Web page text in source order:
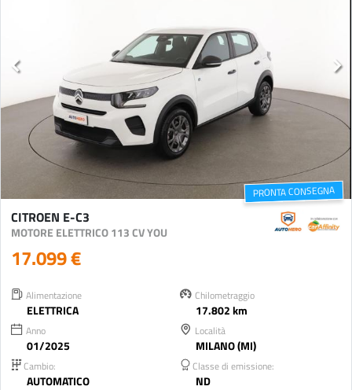
PRONTA CONSEGNA
CITROEN E-C3
MOTORE ELETTRICO 113 CV YOU
17.099 €
Alimentazione
ELETTRICA
Chilometraggio
17.802 km
Anno
01/2025
Località
MILANO (MI)
Cambio:
AUTOMATICO
Classe di emissione:
ND